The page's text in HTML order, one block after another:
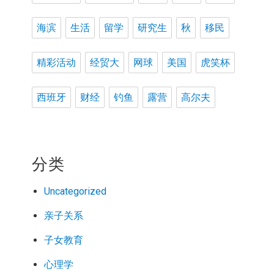
海滨 生活 留学 研究生 秋 移民
精彩活动 经贸大 网球 美国 虎笑杯
西班牙 财经 钓鱼 露营 高尔夫
分类
Uncategorized
亲子关系
子女教育
心理学